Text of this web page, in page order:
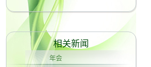
相关新闻
年会